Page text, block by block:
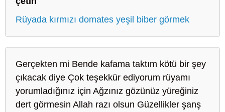
Rüyada kırmızı domates yeşil biber görmek
Gerçekten mi Bende kafama taktım kötü bir şey
çıkacak diye Çok teşekkür ediyorum rüyamı
yorumladığınız için Ağzınız gözünüz yüreğiniz
dert görmesin Allah razı olsun Güzellikler şanş